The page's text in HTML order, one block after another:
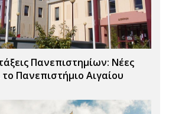
Πανεπιστημίων: Νέες
το Πανεπιστήμιο Αιγαίου